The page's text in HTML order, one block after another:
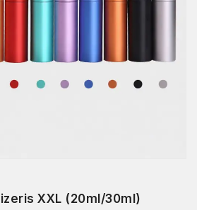
XXL (20ml/30ml)